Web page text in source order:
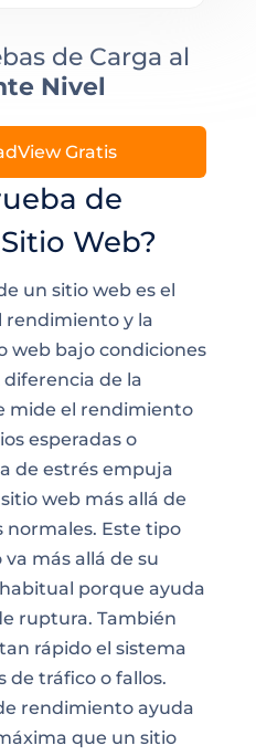
de
Web?
un sitio web es el
rendimiento y la
web bajo condiciones
de la
mide el rendimiento
esperadas o
de estrés empuja
web más allá de
normales. Este tipo
más allá de su
porque ayuda
ruptura. También
rápido el sistema
de tráfico o fallos.
rendimiento ayuda
que un sitio
de Carga al
Nivel
Gratis